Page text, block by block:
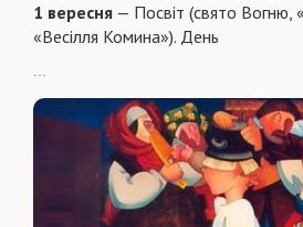
1 вересня — Посвіт (свято Вогню,
«Весілля Комина»). День
...